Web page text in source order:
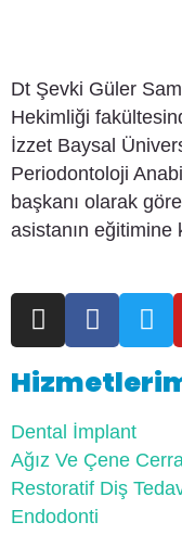
Dt Şevki Güler
Hekimliği
İzzet Baysal
Periodontoloji
başkanı olarak
asistanın eğitimine
Dental İmplant
Ağız Ve Çene
Restoratif Diş
Endodonti